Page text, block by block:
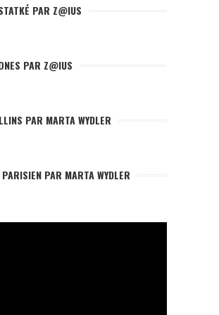
PAR Z@IUS
PAR Z@IUS
PAR MARTA WYDLER
PAR MARTA WYDLER